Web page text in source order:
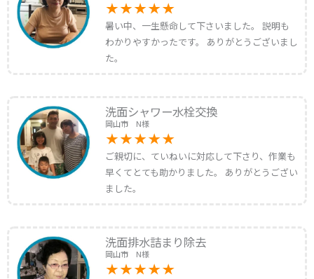
暑い中、一生懸命して下さいました。 説明も
わかりやすかったです。 ありがとうございまし
た。
洗面シャワー水栓交換
岡山市 N様
ご親切に、ていねいに対応して下さり、作業も
早くてとても助かりました。 ありがとうござい
ました。
洗面排水詰まり除去
岡山市 N様